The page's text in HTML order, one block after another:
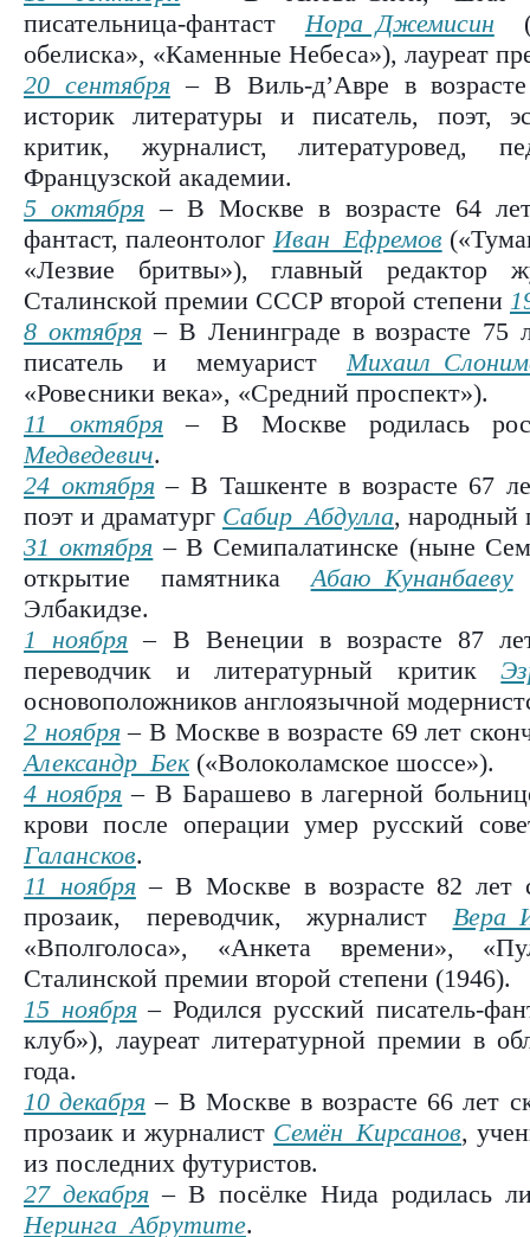
писательница-фантастНора Джемисин
обелиска», «Каменные Небеса»), лауреат
20 сентября– В Виль-д’Авре в возрасте
историк литературы и писатель, поэт,
критик, журналист, литературовед,
Французской академии.
5 октября – В Москве в возрасте 64 лет
фантаст, палеонтологИван Ефремов
«Лезвие бритвы»), главный редактор
Сталинской премии СССР второй степени
8 октября– В Ленинграде в возрасте 75
писатель и мемуаристМихаил
«Ровесники века», «Средний проспект»).
11 октября – В Москве родилась
Медведевич.
24 октября– В Ташкенте в возрасте 67
поэт и драматург Сабир Абдулла, народный
31 октября – В Семипалатинске (ныне
открытие памятникаАбаю Кунанбаеву
Элбакидзе.
1 ноября – В Венеции в возрасте 87
переводчик и литературный критик
основоположников англоязычной
2 ноября– В Москве в возрасте 69 лет
Александр Бек(«Волоколамское шоссе»).
4 ноября – В Барашево в лагерной
крови после операции умер русский
Галансков.
11 ноября– В Москве в возрасте 82 лет
прозаик, переводчик, журналист Вера
«Вполголоса», «Анкета времени»,
Сталинской премии второй степени (1946).
15 ноября– Родился русский писатель-
клуб»), лауреат литературной премии в
года.
10 декабря – В Москве в возрасте 66 лет
прозаик и журналист Семён Кирсанов,
из последних футуристов.
27 декабря – В посёлке Нида родилась
Неринга Абрутите.